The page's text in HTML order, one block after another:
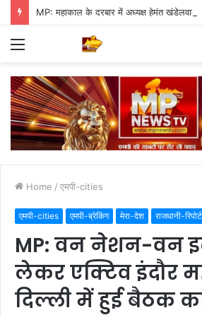
Menu
Home / एमपी-cities
एमपी-cities एमपी-ब्रेकिंग मेरा-देश राजधानी-रिपोर्ट
MP: वन नेशन-वन
लेकर एक्टिव इंदौर
दिल्ली में हुई बैठक